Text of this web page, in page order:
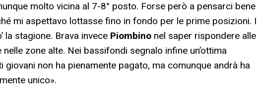
molto vicina al 7-8° posto. Forse però a pensarci bene
mi aspettavo lottasse fino in fondo per le prime posizioni. I
la stagione. Brava invece Piombino nel saper rispondere alle
zone alte. Nei bassifondi segnalo infine un’ottima
giovani non ha pienamente pagato, ma comunque andrà ha
unico».